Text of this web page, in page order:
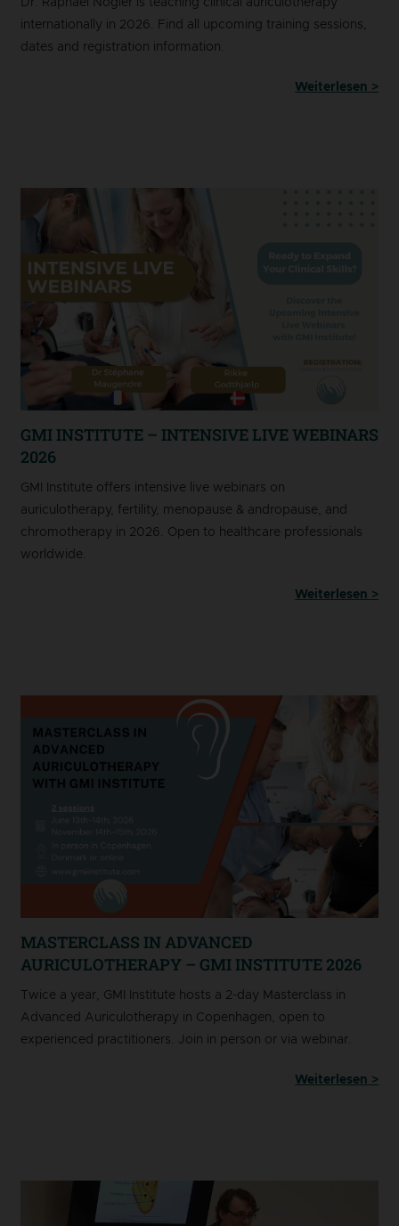
Dr. Raphaël Nogier is teaching clinical auriculotherapy
internationally in 2026. Find all upcoming training sessions,
dates and registration information.
Weiterlesen >
GMI INSTITUTE – INTENSIVE LIVE WEBINARS
2026
GMI Institute offers intensive live webinars on
auriculotherapy, fertility, menopause & andropause, and
chromotherapy in 2026. Open to healthcare professionals
worldwide.
Weiterlesen >
MASTERCLASS IN ADVANCED
AURICULOTHERAPY – GMI INSTITUTE 2026
Twice a year, GMI Institute hosts a 2-day Masterclass in
Advanced Auriculotherapy in Copenhagen, open to
experienced practitioners. Join in person or via webinar.
Weiterlesen >